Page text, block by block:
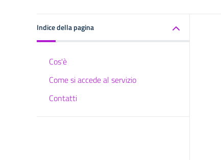
Indice della pagina
Cos'è
Come si accede al servizio
Contatti